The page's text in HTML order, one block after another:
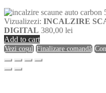
Vizualizezi: INCALZIRE
DIGITAL 380,00 lei
Add to cart
Vezi coșul Finalizare comandă